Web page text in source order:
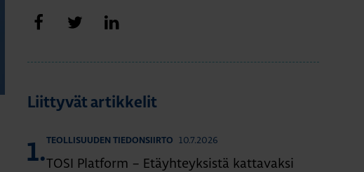
Jaa FacebookissaJaa Twitterissä
Liittyvät artikkelit
1.TEOLLISUUDEN TIEDONSIIRTO 10.7.2026
TOSI Platform – Etäyhteyksistä kattavaksi